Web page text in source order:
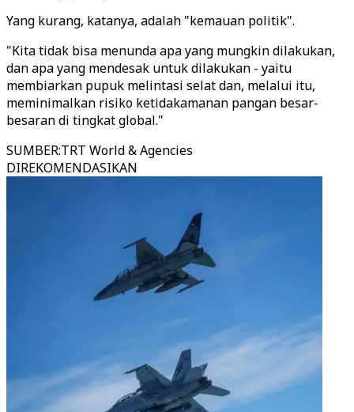
Yang kurang, katanya, adalah "kemauan politik".
"Kita tidak bisa menunda apa yang mungkin dilakukan,
dan apa yang mendesak untuk dilakukan - yaitu
membiarkan pupuk melintasi selat dan, melalui itu,
meminimalkan risiko ketidakamanan pangan besar-
besaran di tingkat global."
SUMBER:TRT World & Agencies
DIREKOMENDASIKAN